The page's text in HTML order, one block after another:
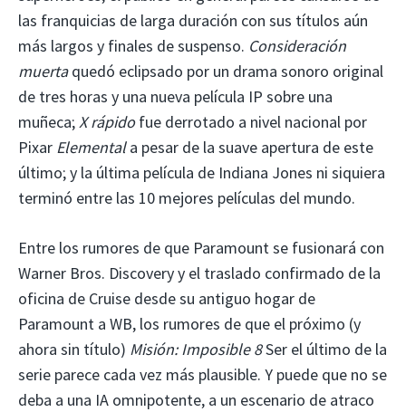
las franquicias de larga duración con sus títulos aún
más largos y finales de suspenso. Consideración
muertaquedó eclipsado por un drama sonoro original
de tres horas y una nueva película IP sobre una
muñeca;X rápidofue derrotado a nivel nacional por
Pixar Elementala pesar de la suave apertura de este
último; y la última película de Indiana Jones ni siquiera
terminó entre las 10 mejores películas del mundo.
Entre los rumores de que Paramount se fusionará con
Warner Bros. Discovery y el traslado confirmado de la
oficina de Cruise desde su antiguo hogar de
Paramount a WB, los rumores de que el próximo (y
ahora sin título) Misión: Imposible 8Ser el último de la
serie parece cada vez más plausible. Y puede que no se
deba a una IA omnipotente, a un escenario de atraco